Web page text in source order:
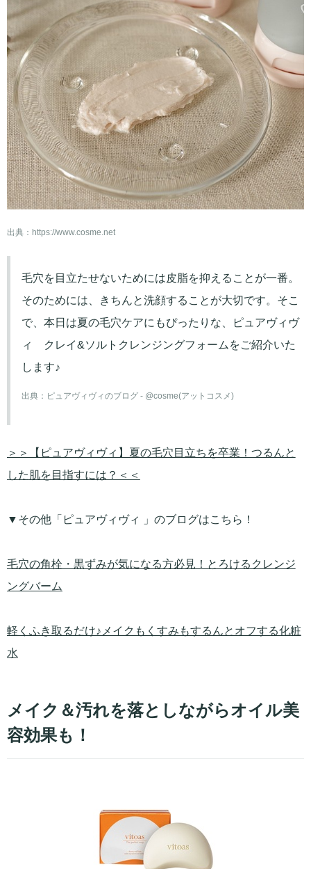
出典： https://www.cosme.net
毛穴を目立たせないためには皮脂を抑えることが一番。
そのためには、きちんと洗顔することが大切です。そこ
で、本日は夏の毛穴ケアにもぴったりな、ピュアヴィヴ
ィ クレイ&ソルトクレンジングフォームをご紹介いた
します♪
出典： ピュアヴィヴィのブログ - @cosme(アットコスメ)
＞＞【ピュアヴィヴィ】夏の毛穴目立ちを卒業！つるんと
した肌を目指すには？＜＜
▼その他「ピュアヴィヴィ 」のブログはこちら！
毛穴の角栓・黒ずみが気になる方必見！とろけるクレンジ
ングバーム
軽くふき取るだけ♪メイクもくすみもするんとオフする化粧
水
メイク＆汚れを落としながらオイル美
容効果も！